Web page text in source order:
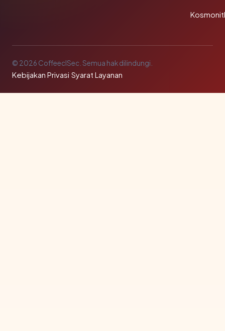
© 2026 CoffeeclSec. Semua hak dilindungi.
Kebijakan Privasi·Syarat Layanan